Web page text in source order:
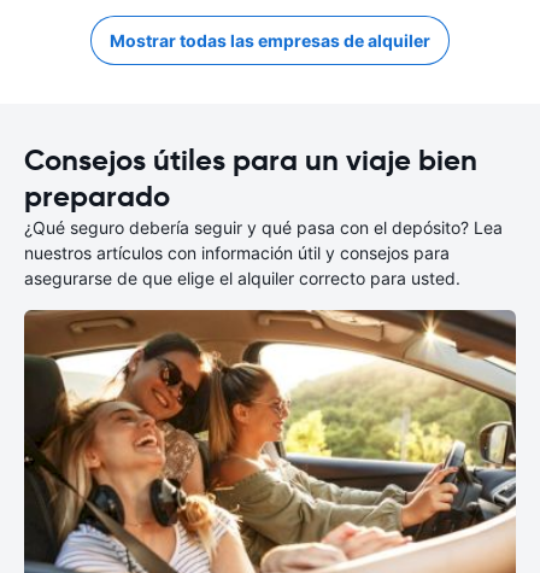
Mostrar todas las empresas de alquiler
Consejos útiles para un viaje bien
preparado
¿Qué seguro debería seguir y qué pasa con el depósito? Lea
nuestros artículos con información útil y consejos para
asegurarse de que elige el alquiler correcto para usted.